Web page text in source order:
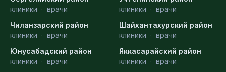
клиники · врачи
клиники · врачи
Чиланзарский район
клиники · врачи
Шайхантахурский район
клиники · врачи
Юнусабадский район
клиники · врачи
Яккасарайский район
клиники · врачи